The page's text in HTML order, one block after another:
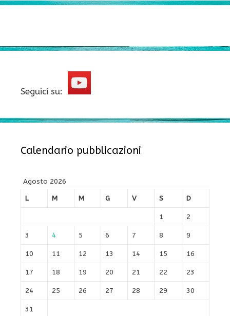
Seguici su:
Calendario pubblicazioni
Agosto 2026
L
M M G V S D
1 2
3 4 5 6 7 8 9
10 11 12 13 14 15 16
17 18 19 20 21 22 23
24 25 26 27 28 29 30
31